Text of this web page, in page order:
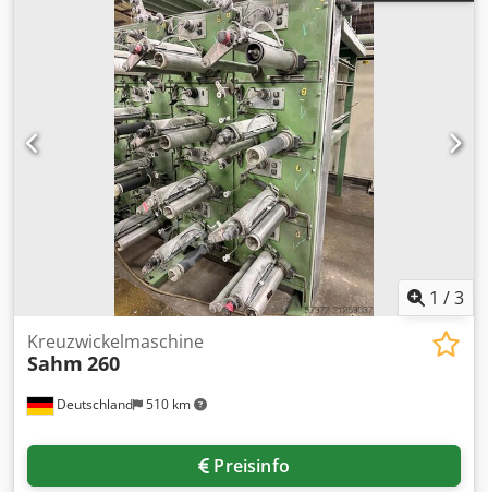
1 /3
Deutschland 510 km
Kreuzwickelmaschine
Sahm 260
Preisinfo